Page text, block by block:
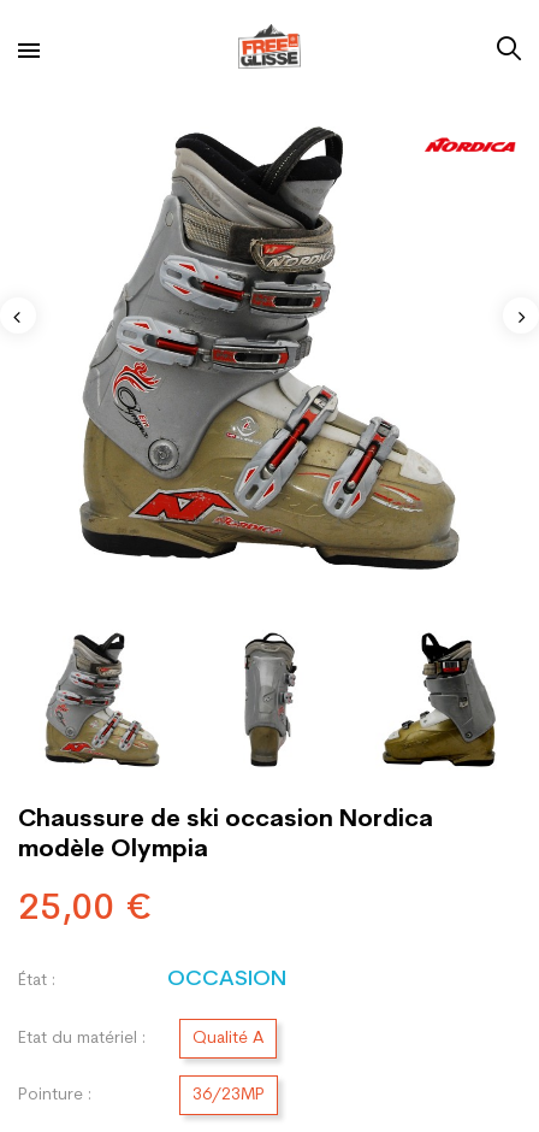
Chaussure de ski occasion Nordica
modèle Olympia
25,00 €
État : OCCASION
Etat du matériel : Qualité A
Pointure : 36/23MP